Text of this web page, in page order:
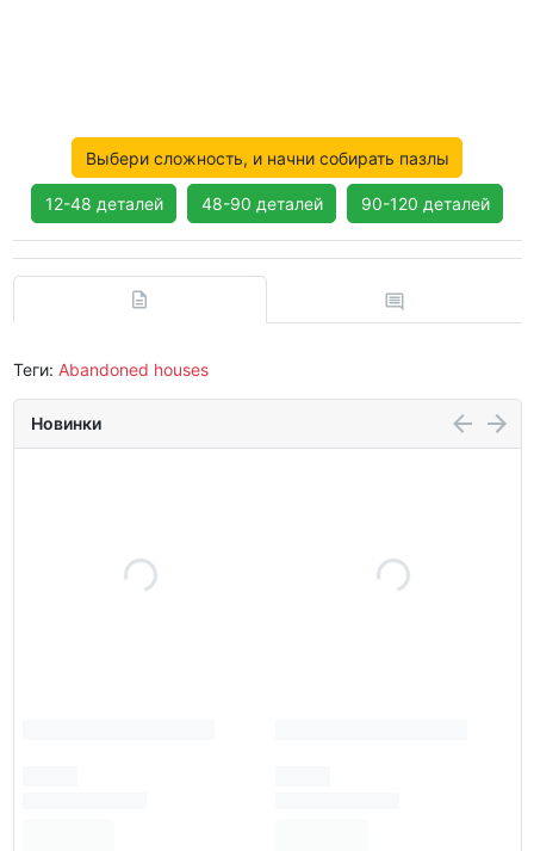
Выбери сложность, и начни собирать пазлы
12-48 деталей 48-90 деталей 90-120 деталей
Теги: Abandoned houses
Новинки